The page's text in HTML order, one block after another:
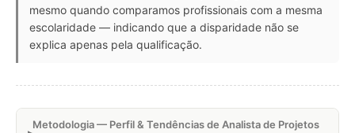
mesmo quando comparamos profissionais com a mesma
escolaridade — indicando que a disparidade não se
explica apenas pela qualificação.
Metodologia — Perfil & Tendências de Analista de Projetos